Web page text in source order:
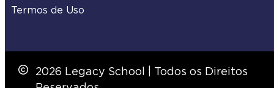
Termos de Uso
2026 Legacy School | Todos os Direitos